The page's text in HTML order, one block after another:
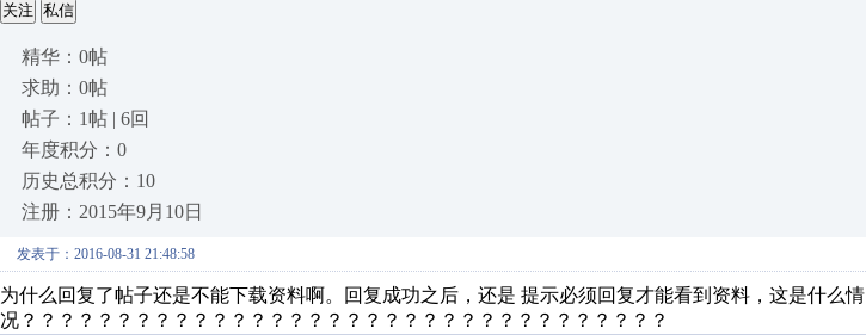
关注 私信
精华：0帖
求助：0帖
帖子：1帖 | 6回
年度积分：0
历史总积分：10
注册：2015年9月10日
发表于：2016-08-31 21:48:58
为什么回复了帖子还是不能下载资料啊。回复成功之后，还是 提示必须回复才能看到资料，这是什么情
况？？？？？？？？？？？？？？？？？？？？？？？？？？？？？？？？？？